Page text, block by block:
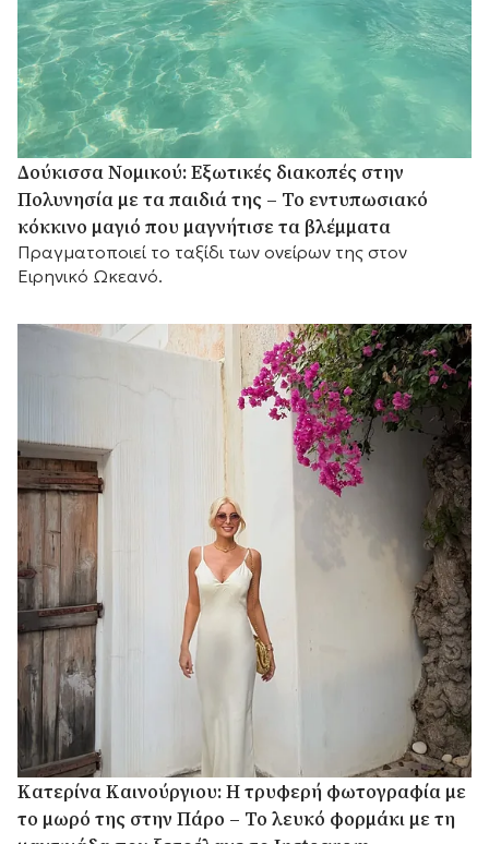
Δούκισσα Νομικού: Εξωτικές διακοπές στην
Πολυνησία με τα παιδιά της – Το εντυπωσιακό
κόκκινο μαγιό που μαγνήτισε τα βλέμματα
Πραγματοποιεί το ταξίδι των ονείρων της στον
Ειρηνικό Ωκεανό.
Κατερίνα Καινούργιου: Η τρυφερή φωτογραφία με
το μωρό της στην Πάρο – Το λευκό φορμάκι με τη